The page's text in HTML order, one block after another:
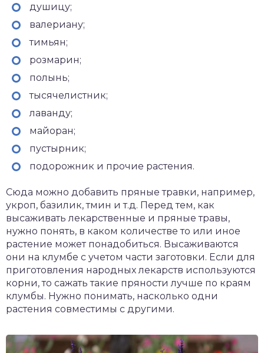
душицу;
валериану;
тимьян;
розмарин;
полынь;
тысячелистник;
лаванду;
майоран;
пустырник;
подорожник и прочие растения.
Сюда можно добавить пряные травки, например,
укроп, базилик, тмин и т.д. Перед тем, как
высаживать лекарственные и пряные травы,
нужно понять, в каком количестве то или иное
растение может понадобиться. Высаживаются
они на клумбе с учетом части заготовки. Если для
приготовления народных лекарств используются
корни, то сажать такие пряности лучше по краям
клумбы. Нужно понимать, насколько одни
растения совместимы с другими.